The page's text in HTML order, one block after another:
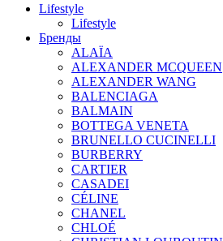
Lifestyle
Lifestyle
Бренды
ALAÏA
ALEXANDER MCQUEEN
ALEXANDER WANG
BALENCIAGA
BALMAIN
BOTTEGA VENETA
BRUNELLO CUCINELLI
BURBERRY
CARTIER
CASADEI
CÉLINE
CHANEL
CHLOÉ